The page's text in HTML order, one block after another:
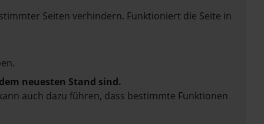
Seiten verhindern. Funktioniert die Seite in
neuesten Stand sind.
auch dazu führen, dass bestimmte Funktionen